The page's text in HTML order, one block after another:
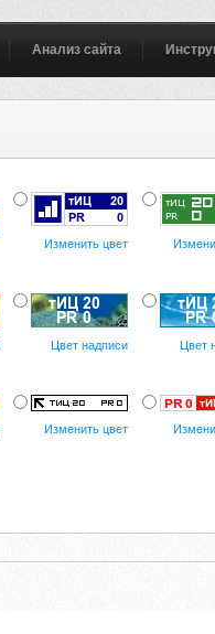
Анализ сайта
Изменить цвет
Цвет надписи Цвет
Изменить цвет